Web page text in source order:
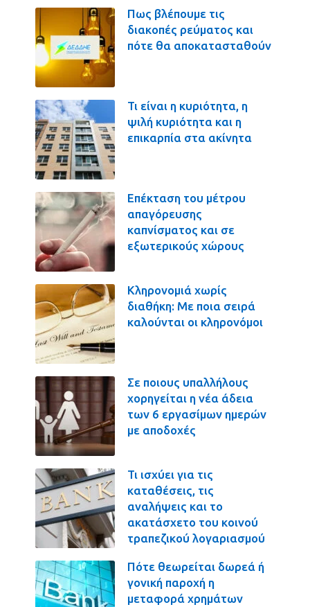
Πως βλέπουμε τις
διακοπές ρεύματος και
πότε θα αποκατασταθούν
Τι είναι η κυριότητα, η
ψιλή κυριότητα και η
επικαρπία στα ακίνητα
Επέκταση του μέτρου
απαγόρευσης
καπνίσματος και σε
εξωτερικούς χώρους
Κληρονομιά χωρίς
διαθήκη: Με ποια σειρά
καλούνται οι κληρονόμοι
Σε ποιους υπαλλήλους
χορηγείται η νέα άδεια
των 6 εργασίμων ημερών
με αποδοχές
Τι ισχύει για τις
καταθέσεις, τις
αναλήψεις και το
ακατάσχετο του κοινού
τραπεζικού λογαριασμού
Πότε θεωρείται δωρεά ή
γονική παροχή η
μεταφορά χρημάτων